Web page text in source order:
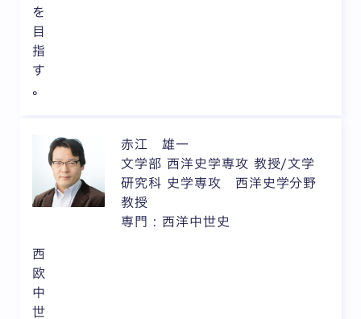
を
目
指
す
。
赤江 雄一
文学部 西洋史学専攻 教授/文学
研究科 史学専攻 西洋史学分野
教授
専門 : 西洋中世史
西
欧
中
世